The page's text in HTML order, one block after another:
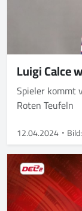
Luigi Calce
Spieler kommt
Roten Teufeln
12.04.2024